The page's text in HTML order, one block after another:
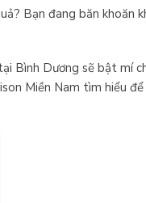
Bạn đang băn
Bình Dương sẽ bật mí
Miền Nam tìm hiểu